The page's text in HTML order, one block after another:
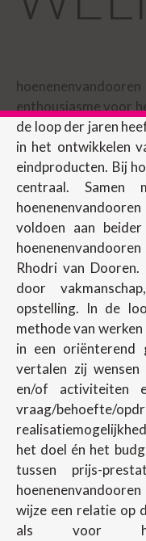
enthousiasme voor
de loop der jaren
in het ontwikkelen
eindproducten. Bij
centraal. Samen
voldoen aan
Rhodri van
door
opstelling. In de
methode van
in een oriënterend
vertalen zij
en/of activiteiten
vraag/behoefte/
het doel én het
tussen prijs-
wijze een relatie op
als voor